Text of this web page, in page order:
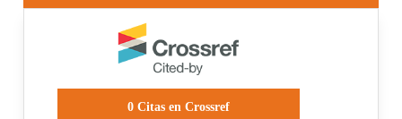
0Citas en Crossref